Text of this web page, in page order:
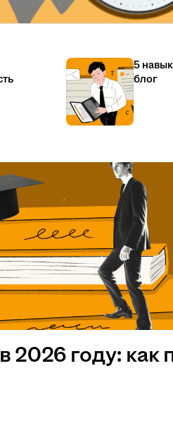
5
блог
2026 году: как